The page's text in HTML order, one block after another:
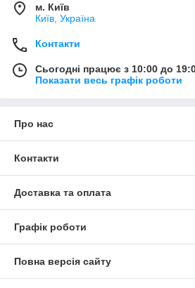
м. Київ
Київ, Україна
Контакти
Сьогодні працює з 10:00 до
Показати весь графік роботи
Про нас
Контакти
Доставка та оплата
Графік роботи
Повна версія сайту